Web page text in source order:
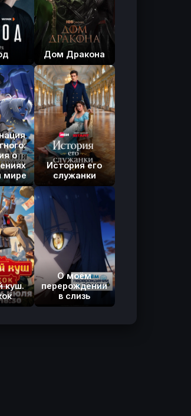
Дом Дракона
о
мире
История его
служанки
куш.
О моём
перерождении
в слизь